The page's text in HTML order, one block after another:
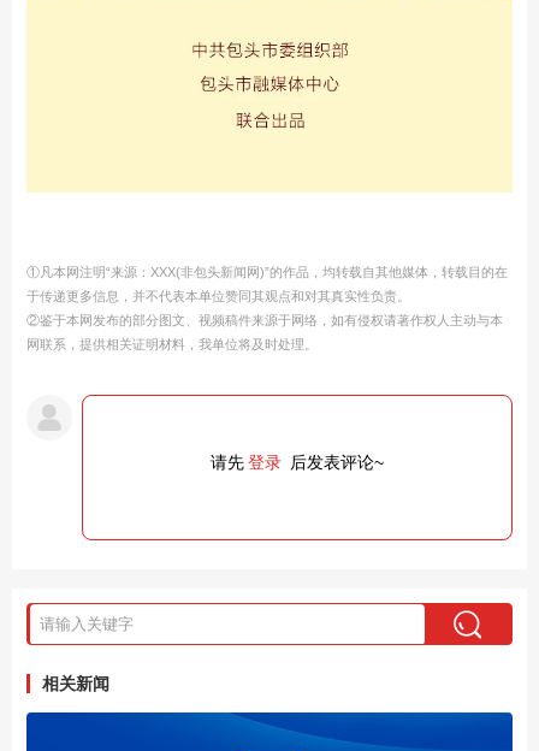
①凡本网注明“来源：XXX(非包头新闻网)”的作品，均转载自其他媒体，转载目的在
于传递更多信息，并不代表本单位赞同其观点和对其真实性负责。
②鉴于本网发布的部分图文、视频稿件来源于网络，如有侵权请著作权人主动与本
网联系，提供相关证明材料，我单位将及时处理。
请先登录 后发表评论~
相关新闻